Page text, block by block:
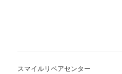
スマイルリペアセンター